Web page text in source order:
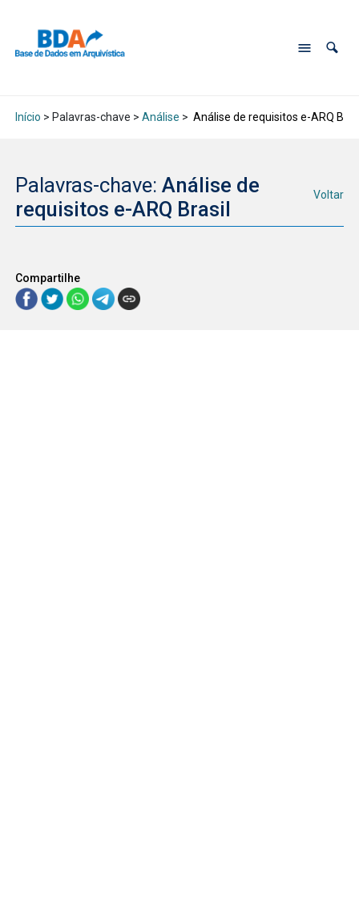
Início > Palavras-chave > Análise > Análise de requisitos e-ARQ
Palavras-chave: Análise de
requisitos e-ARQ Brasil
Voltar
Compartilhe